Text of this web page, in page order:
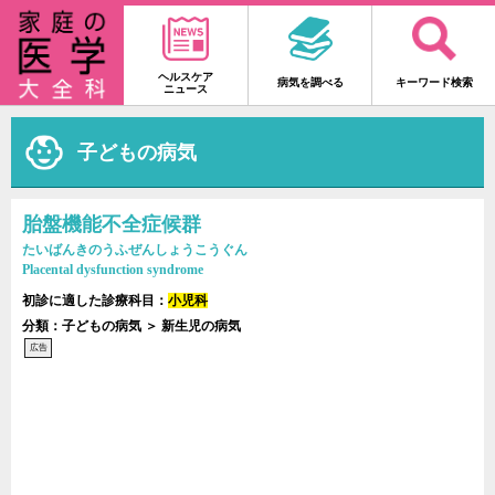
ヘルスケア
ニュース
病気を調べる キーワード検索
子どもの病気
胎盤機能不全症候群
たいばんきのうふぜんしょうこうぐん
Placental dysfunction syndrome
初診に適した診療科目： 小児科
分類：子どもの病気 ＞ 新生児の病気
広告